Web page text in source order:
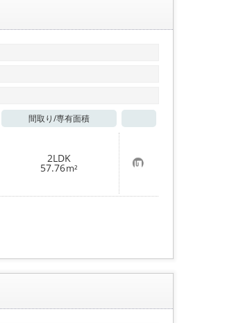
間取り/専有面積
2LDK
57.76m² お
気
に
入